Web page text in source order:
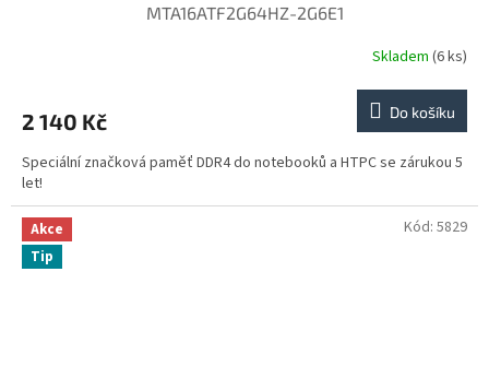
MTA16ATF2G64HZ-2G6E1
Skladem (6 ks)
2 140 Kč Do košíku
Speciální značková paměť DDR4 do notebooků a HTPC se zárukou 5
let!
Akce
Tip
Kód: 5829